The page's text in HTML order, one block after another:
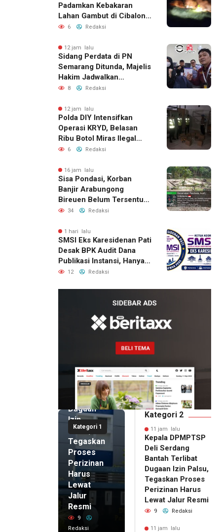
Padamkan Kebakaran
Lahan Gambut di Cibalong,
Permukiman Warga
6 Redaksi
12 jam lalu
Sidang Perdata di PN
Semarang Ditunda, Majelis
Hakim Jadwalkan
Pemanggilan Ulang BPR
8 Redaksi
12 jam lalu
Polda DIY Intensifkan
Operasi KRYD, Belasan
Ribu Botol Miras Ilegal
Berhasil Diamankan
6 Redaksi
16 jam lalu
Sisa Pondasi, Korban
Banjir Arabungong
Bireuen Belum Tersentuh
Bantuan Pascabencana
34 Redaksi
1 hari lalu
SMSI Eks Karesidenan Pati
Desak BPK Audit Dana
Publikasi Instansi, Hanya
untuk Perusahaan Pers
12 Redaksi
Kategori 1
Deli
Serdang
Bantah
Terlibat
Dugaan
Izin
Palsu,
Tegaskan
Proses
Perizinan
Harus
Lewat
Jalur
Resmi
9
Redaksi
Kategori 2
11 jam lalu
Kepala DPMPTSP
Deli Serdang
Bantah Terlibat
Dugaan Izin Palsu,
Tegaskan Proses
Perizinan Harus
Lewat Jalur Resmi
9 Redaksi
11 jam lalu